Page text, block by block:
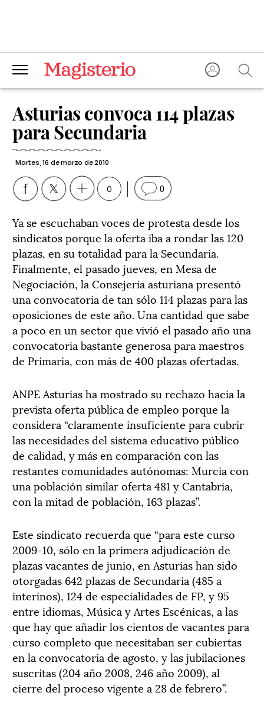
Asturias convoca 114 plazas
para Secundaria
Martes, 16 de marzo de 2010
0 0
Ya se escuchaban voces de protesta desde los
sindicatos porque la oferta iba a rondar las 120
plazas, en su totalidad para la Secundaria.
Finalmente, el pasado jueves, en Mesa de
Negociación, la Consejería asturiana presentó
una convocatoria de tan sólo 114 plazas para las
oposiciones de este año. Una cantidad que sabe
a poco en un sector que vivió el pasado año una
convocatoria bastante generosa para maestros
de Primaria, con más de 400 plazas ofertadas.
ANPE Asturias ha mostrado su rechazo hacia la
prevista oferta pública de empleo porque la
considera “claramente insuficiente para cubrir
las necesidades del sistema educativo público
de calidad, y más en comparación con las
restantes comunidades autónomas: Murcia con
una población similar oferta 481 y Cantabria,
con la mitad de población, 163 plazas”.
Este sindicato recuerda que “para este curso
2009-10, sólo en la primera adjudicación de
plazas vacantes de junio, en Asturias han sido
otorgadas 642 plazas de Secundaria (485 a
interinos), 124 de especialidades de FP, y 95
entre idiomas, Música y Artes Escénicas, a las
que hay que añadir los cientos de vacantes para
curso completo que necesitaban ser cubiertas
en la convocatoria de agosto, y las jubilaciones
suscritas (204 año 2008, 246 año 2009), al
cierre del proceso vigente a 28 de febrero”.